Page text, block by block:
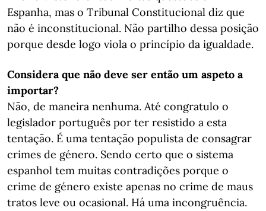
Espanha, mas o Tribunal Constitucional diz que
não é inconstitucional. Não partilho dessa posição
porque desde logo viola o princípio da igualdade.
Considera que não deve ser então um aspeto a
importar?
Não, de maneira nenhuma. Até congratulo o
legislador português por ter resistido a esta
tentação. É uma tentação populista de consagrar
crimes de género. Sendo certo que o sistema
espanhol tem muitas contradições porque o
crime de género existe apenas no crime de maus
tratos leve ou ocasional. Há uma incongruência.